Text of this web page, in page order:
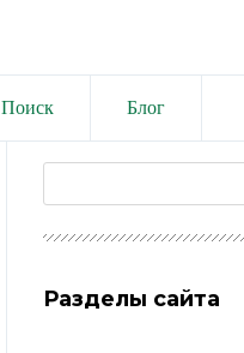
Поиск Блог
Разделы сайта